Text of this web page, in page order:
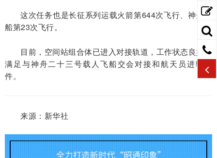
这次任务也是长征系列运载火箭第644次飞行、神舟飞
船第23次飞行。
目前，空间站组合体已进入对接轨道，工作状态良好，
满足与神舟二十三号载人飞船交会对接和航天员进驻条
件。
来源：新华社